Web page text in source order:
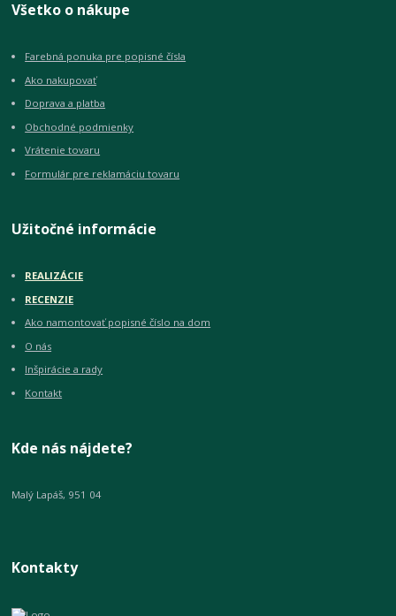
Všetko o nákupe
Farebná ponuka pre popisné čísla
Ako nakupovať
Doprava a platba
Obchodné podmienky
Vrátenie tovaru
Formulár pre reklamáciu tovaru
Užitočné informácie
REALIZÁCIE
RECENZIE
Ako namontovať popisné číslo na dom
O nás
Inšpirácie a rady
Kontakt
Kde nás nájdete?
Malý Lapáš, 951 04
Kontakty